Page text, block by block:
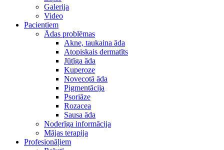
Galerija
Video
Pacientiem
Ādas problēmas
Akne, taukaina āda
Atopiskais dermatīts
Jūtīga āda
Kuperoze
Novecotā āda
Pigmentācija
Psoriāze
Rozacea
Sausa āda
Noderīga informācija
Mājas terapija
Profesionāļiem